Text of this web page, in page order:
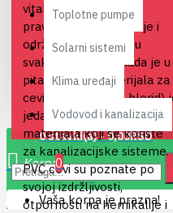
0 stavki(a) - 0,00RSD
0
Vaša korpa je prazna!
Toplotne pumpe
Solarni sistemi
Klima uređaji
Vodovod i kanalizacija
vitalnog značaja za
pravilno funkcionisanje i
održavanje higijene u
svakom objektu. Kada je u
pitanju izbor materijala za
cevi, PVC (polivinil-hlorid)
jedan od najpopularnijih
materijala koji se koriste
za kanalizacijske sisteme.
PVC cevi su poznate po
svojoj izdržljivosti,
otpornosti na hemikalije i